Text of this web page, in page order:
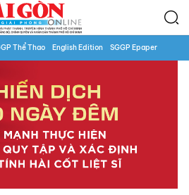
Thể Thao English Edition SGGP Epaper